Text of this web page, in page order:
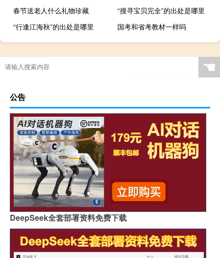
春节送老人什么礼物珍藏
“搜寻宝贝完全”的出处是哪里
“行逢江海秋”的出处是哪里
国考和省考教材一样吗
☚
公告
DeepSeek全套部署资料免费下载